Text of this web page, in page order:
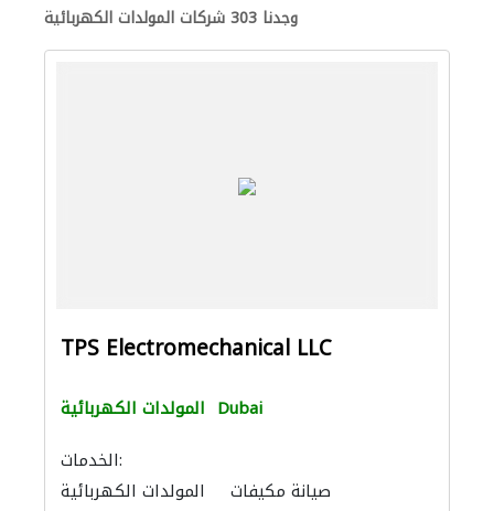
وجدنا 303 شركات المولدات الكهربائية
TPS Electromechanical LLC
المولدات الكهربائية Dubai
الخدمات:
المولدات الكهربائية
صيانة مكيفات